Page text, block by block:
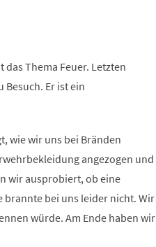
Thema Feuer. Letzten
Besuch. Er ist ein
wie wir uns bei Bränden
angezogen und
wir ausprobiert, ob eine
brannte bei uns leider nicht. Wir
würde. Am Ende haben wir